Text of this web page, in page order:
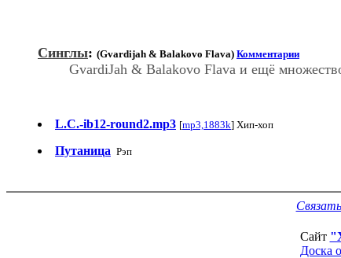
Синглы: (Gvardijah & Balakovo Flava) Комментарии
GvardiJah & Balakovo Flava и ещё
L.C.-ib12-round2.mp3 [mp3,1883k] Хип-хоп
Путаница Рэп
Сайт
Доска